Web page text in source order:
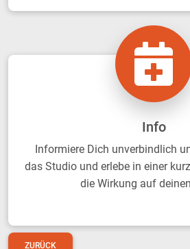
Info
Informiere Dich unverbindlich
das Studio und erlebe in einer
die Wirkung auf
ZURÜCK